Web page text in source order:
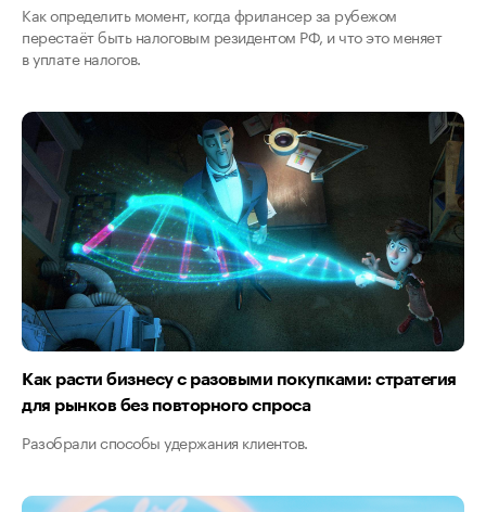
Как определить момент, когда фрилансер за рубежом
перестаёт быть налоговым резидентом РФ, и что это меняет
в уплате налогов.
Как расти бизнесу с разовыми покупками: стратегия
для рынков без повторного спроса
Разобрали способы удержания клиентов.